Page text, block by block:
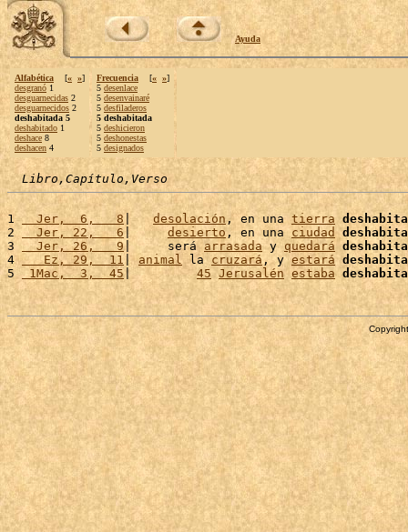
Ayuda
Alfabética [« »]
desgranó 1
desguarnecidas 2
desguarnecidos 2
deshabitada 5
deshabitado 1
deshace 8
deshacen 4
Frecuencia [« »]
5 desenlace
5 desenvainaré
5 desfiladeros
5 deshabitada
5 deshicieron
5 deshonestas
5 designados
Libro,Capítulo,Verso
1
  Jer,  6,   8
| desolación, en una tierra
2
  Jer, 22,   6
| desierto, en una ciudad
3
  Jer, 26,   9
|     será arrasada y quedará
4
   Ez, 29,  11
| animal la cruzará , y estará
5
1Mac,  3,  45 | 45 Jerusalén estaba